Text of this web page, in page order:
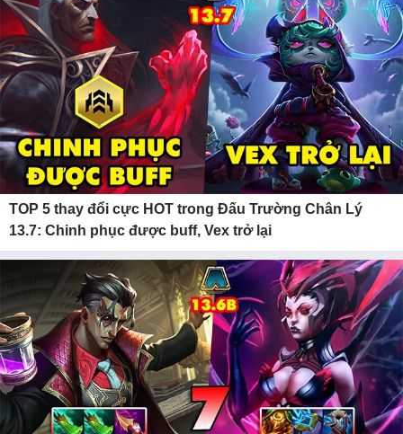
TOP 5 thay đổi cực HOT trong Đấu Trường Chân Lý
13.7: Chinh phục được buff, Vex trở lại